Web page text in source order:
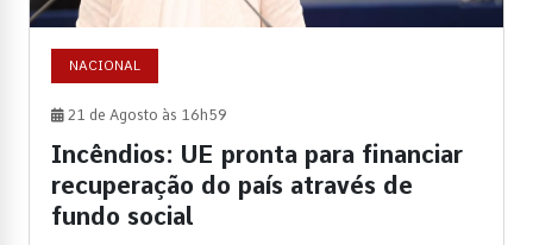
NACIONAL
21 de Agosto às 16h59
Incêndios: UE pronta para financiar
recuperação do país através de
fundo social